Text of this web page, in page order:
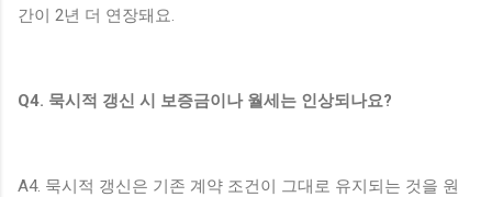
간이 2년 더 연장돼요.
Q4. 묵시적 갱신 시 보증금이나 월세는 인상되나요?
A4. 묵시적 갱신은 기존 계약 조건이 그대로 유지되는 것을 원